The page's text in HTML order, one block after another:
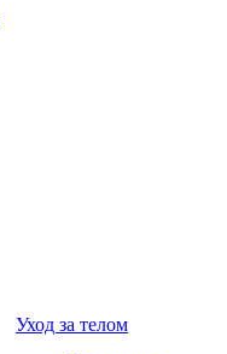
Уход за телом